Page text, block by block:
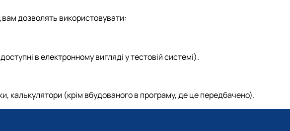
дозволять використовувати:
в електронному вигляді у тестовій системі).
калькулятори (крім вбудованого в програму, де це передбачено).